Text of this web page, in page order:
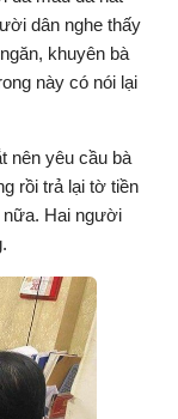
dân nghe thấy
khuyên bà
này có nói lại
nên yêu cầu bà
rồi trả lại tờ tiền
nữa. Hai người